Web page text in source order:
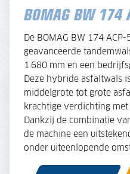
BOMAG BW 174
De BOMAG BW 174
geavanceerde
1.680 mm en een
Deze hybride asfaltwals
middelgrote tot grote
krachtige verdichting
Dankzij de combinatie
de machine een
onder uiteenlopende